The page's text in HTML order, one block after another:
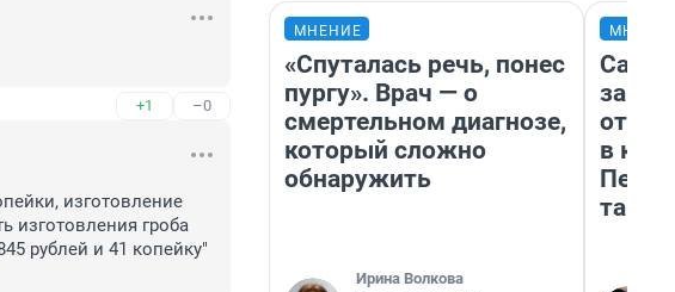
+1 –0
изготовление
изготовления гроба
рублей и 41 копейку"
МНЕНИЕ
«Спуталась речь, понес
пургу». Врач — о
смертельном диагнозе,
который сложно
обнаружить
Ирина Волкова
в
там